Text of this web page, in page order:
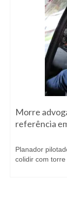
Morre
referência
Planador
colidir com torre